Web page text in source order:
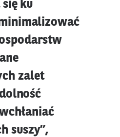
ku
zalet
suszy”,